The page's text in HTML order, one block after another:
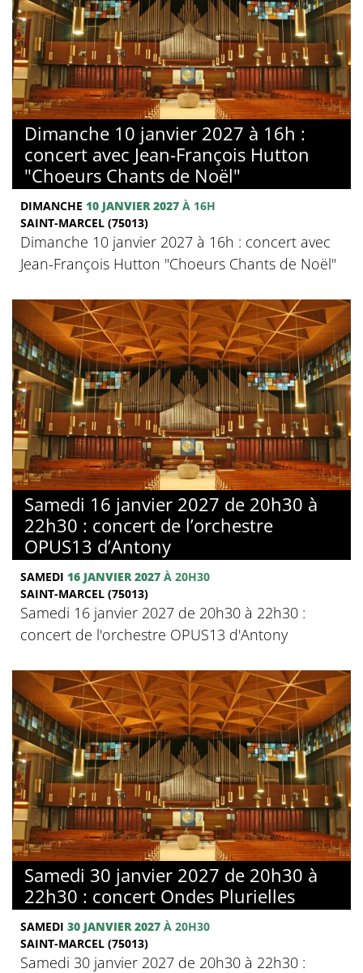
Dimanche 10 janvier 2027 à 16h :
concert avec Jean-François Hutton
"Choeurs Chants de Noël"
DIMANCHE 10 JANVIER 2027 À 16H
SAINT-MARCEL (75013)
Dimanche 10 janvier 2027 à 16h : concert avec
Jean-François Hutton "Choeurs Chants de Noël"
Samedi 16 janvier 2027 de 20h30 à
22h30 : concert de l’orchestre
OPUS13 d’Antony
SAMEDI 16 JANVIER 2027 À 20H30
SAINT-MARCEL (75013)
Samedi 16 janvier 2027 de 20h30 à 22h30 :
concert de l'orchestre OPUS13 d'Antony
Samedi 30 janvier 2027 de 20h30 à
22h30 : concert Ondes Plurielles
SAMEDI 30 JANVIER 2027 À 20H30
SAINT-MARCEL (75013)
Samedi 30 janvier 2027 de 20h30 à 22h30 :